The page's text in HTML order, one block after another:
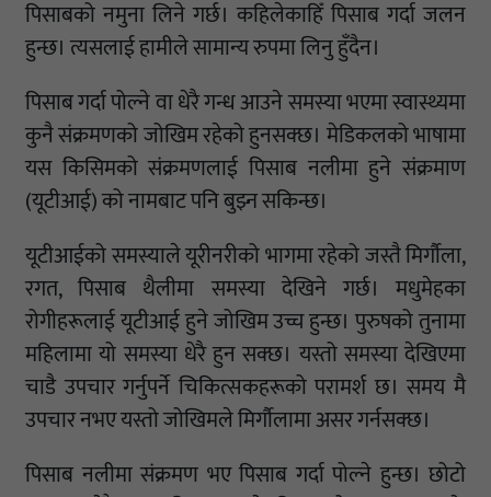
पिसाबको नमुना लिने गर्छ। कहिलेकाहिँ पिसाब गर्दा जलन
हुन्छ। त्यसलाई हामीले सामान्य रुपमा लिनु हुँदैन।
पिसाब गर्दा पोल्ने वा धेरै गन्ध आउने समस्या भएमा स्वास्थ्यमा
कुनै संक्रमणको जोखिम रहेको हुनसक्छ। मेडिकलको भाषामा
यस किसिमको संक्रमणलाई पिसाब नलीमा हुने संक्रमाण
(यूटीआई) को नामबाट पनि बुझ्न सकिन्छ।
यूटीआईको समस्याले यूरीनरीको भागमा रहेको जस्तै मिर्गौला,
रगत, पिसाब थैलीमा समस्या देखिने गर्छ। मधुमेहका
रोगीहरूलाई यूटीआई हुने जोखिम उच्च हुन्छ। पुरुषको तुनामा
महिलामा यो समस्या धेरै हुन सक्छ। यस्तो समस्या देखिएमा
चाडै उपचार गर्नुपर्ने चिकित्सकहरूको परामर्श छ। समय मै
उपचार नभए यस्तो जोखिमले मिर्गौलामा असर गर्नसक्छ।
पिसाब नलीमा संक्रमण भए पिसाब गर्दा पोल्ने हुन्छ। छोटो